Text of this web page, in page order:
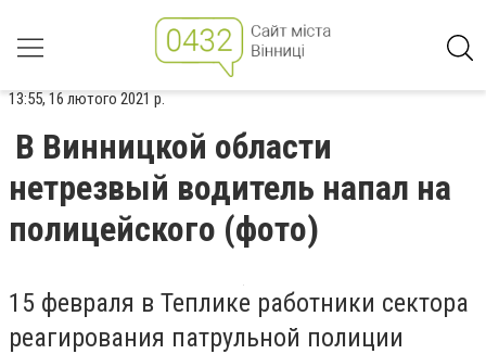
13:55, 16 лютого 2021 р.
В Винницкой области
нетрезвый водитель напал на
полицейского (фото)
15 февраля в Теплике работники сектора
реагирования патрульной полиции